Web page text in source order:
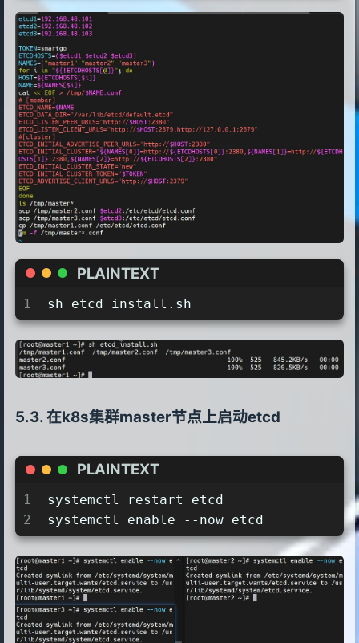
9
10
11
12
13
14
15
16
17
18
19
20
22
24
25
26
27
29
HOST=${ETCDHOSTS[$i]}
NAME=${NAMES[$i]}
cat << EOF > /tmp/$NAME.conf
# [member]
ETCD_NAME=$NAME
ETCD_DATA_DIR="/var/lib/etcd/
ETCD_LISTEN_PEER_URLS="http://
ETCD_LISTEN_CLIENT_URLS="http://
#[cluster]
ETCD_INITIAL_CLUSTER_STATE="new"
ETCD_ADVERTISE_CLIENT_URLS="http://
done
ls /tmp/master*
scp /tmp/master2.conf $etcd2:/etc/
scp /tmp/master3.conf $etcd3:/etc/
rm -f /tmp/master*.conf
PLAINTEXT
1 sh etcd_install.sh
在k8s集群master节点上启动etcd
PLAINTEXT
1
2
systemctl restart etcd
systemctl enable --now etcd